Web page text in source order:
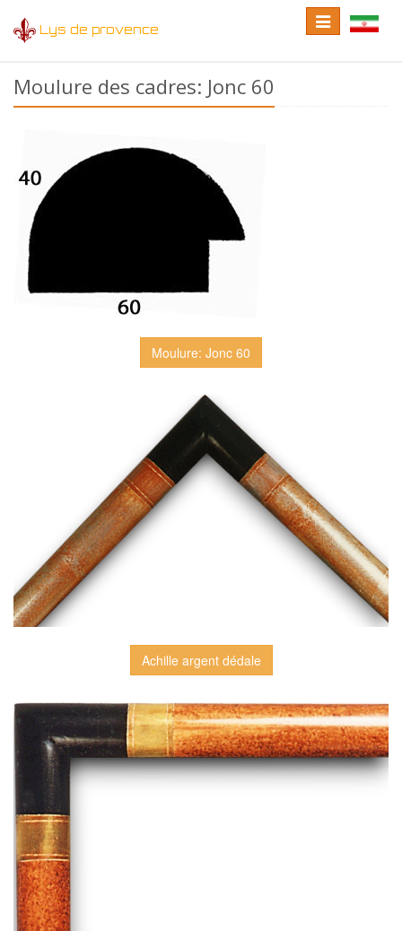
Lys de provence
Toggle
Toggle
navigation
Moulure des cadres: Jonc 60
Moulure: Jonc 60
Achille argent dédale